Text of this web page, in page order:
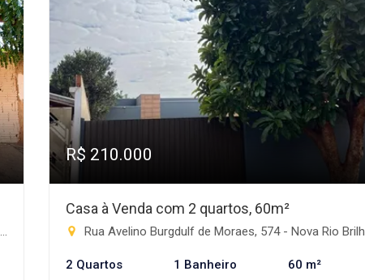
R$ 210.000
Casa à Venda com 2 quartos, 60m²
Rua Avelino Burgdulf de Moraes, 574 - Nova Rio Brilhante, Rio Brilhante-MS
2 Quartos 1 Banheiro 60 m²